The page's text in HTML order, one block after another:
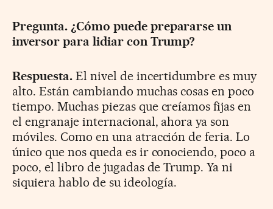
Pregunta. ¿Cómo puede prepararse un
inversor para lidiar con Trump?
Respuesta.El nivel de incertidumbre es muy
alto. Están cambiando muchas cosas en poco
tiempo. Muchas piezas que creíamos fijas en
el engranaje internacional, ahora ya son
móviles. Como en una atracción de feria. Lo
único que nos queda es ir conociendo, poco a
poco, el libro de jugadas de Trump. Ya ni
siquiera hablo de su ideología.